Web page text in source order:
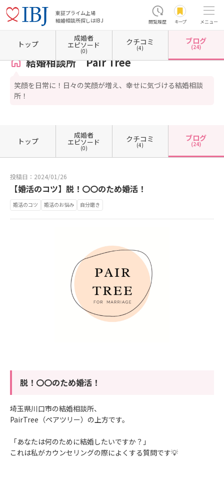
東証プライム上場
結婚相談所探しはIBJ
閲覧履歴 キープ メニュー
ホーム 埼玉県の結婚相談所 埼玉県さいたま市 埼玉県さいたま市緑区 結婚相談所
結婚相談所 Pair Tree
笑顔を日常に！日々の笑顔が増え、幸せに気づける結婚相談
所！
トップ
成婚者
エピソード
(0)
クチコミ
(4)
ブログ
(24)
トップ
成婚者
エピソード
(0)
クチコミ
(4)
ブログ
(24)
投稿日：2024/01/26
【婚活のコツ】脱！〇〇のため婚活！
婚活のコツ 婚活のお悩み 自分磨き
脱！〇〇のため婚活！
埼玉県川口市の結婚相談所、
PairTree（ペアツリー）の上方です。
「あなたは何のために結婚したいですか？」
これは私がカウンセリングの際によくする質問です💡